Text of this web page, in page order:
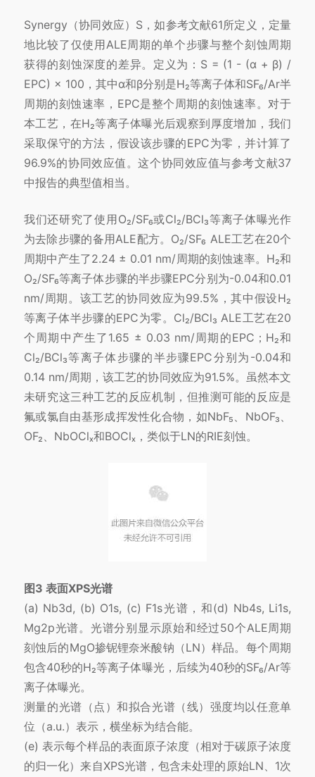
Synergy（协同效应）S，如参考文献61所定义，定量
地比较了仅使用ALE周期的单个步骤与整个刻蚀周期
获得的刻蚀深度的差异。定义为：S = (1 - (α + β) /
EPC) × 100，其中α和β分别是H₂等离子体和SF₆/Ar半
周期的刻蚀速率，EPC是整个周期的刻蚀速率。对于
本工艺，在H₂等离子体曝光后观察到厚度增加，我们
采取保守的方法，假设该步骤的EPC为零，并计算了
96.9%的协同效应值。这个协同效应值与参考文献37
中报告的典型值相当。
我们还研究了使用O₂/SF₆或Cl₂/BCl₃等离子体曝光作
为去除步骤的备用ALE配方。O₂/SF₆ ALE工艺在20个
周期中产生了2.24 ± 0.01 nm/周期的刻蚀速率。H₂和
O₂/SF₆等离子体步骤的半步骤EPC分别为-0.04和0.01
nm/周期。该工艺的协同效应为99.5%，其中假设H₂
等离子体半步骤的EPC为零。Cl₂/BCl₃ ALE工艺在20
个周期中产生了1.65 ± 0.03 nm/周期的EPC；H₂和
Cl₂/BCl₃等离子体步骤的半步骤EPC分别为-0.04和
0.14 nm/周期，该工艺的协同效应为91.5%。虽然本文
未研究这三种工艺的反应机制，但推测可能的反应是
氟或氯自由基形成挥发性化合物，如NbF₅、NbOF₃、
OF₂、NbOClₓ和BOClₓ，类似于LN的RIE刻蚀。
图3 表面XPS光谱
(a) Nb3d, (b) O1s, (c) F1s光谱，和(d) Nb4s, Li1s,
Mg2p光谱。光谱分别显示原始和经过50个ALE周期
刻蚀后的MgO掺铌锂奈米酸钠（LN）样品。每个周期
包含40秒的H₂等离子体曝光，后续为40秒的SF₆/Ar等
离子体曝光。
测量的光谱（点）和拟合光谱（线）强度均以任意单
位（a.u.）表示，横坐标为结合能。
(e) 表示每个样品的表面原子浓度（相对于碳原子浓度
的归一化）来自XPS光谱，包含未处理的原始LN、1次